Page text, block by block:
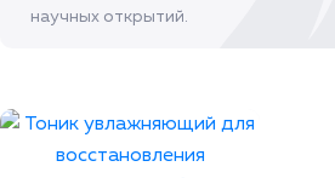
научных открытий.